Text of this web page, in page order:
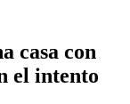
casa con
el intento